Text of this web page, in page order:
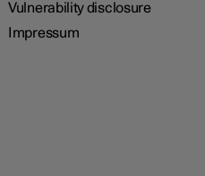
Vulnerability disclosure
Impressum